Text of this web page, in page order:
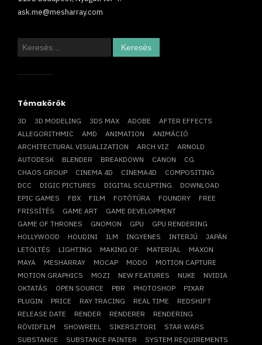
ask.me@mesharray.com
Keresés:
Témakörök
3D 3D MODELING 3DS MAX ADOBE
AFTER EFFECTS
ALLEGORITHMIC
AMD ANIMATION
ANIMÁCIÓ
ARCHITECTURAL VISUALIZATION
ARCH VIZ
ARNOLD
AUTODESK
BLENDER BREAKDOWN CANON
CG
CHAOS GROUP
CINEMA 4D CINEMA4D
COMPOSITING
DCC
DIGIC PICTURES DIGITAL SCULPTING
DOWNLOAD
EPIC GAMES
FBX FILM FOTÓTÚRA FOUNDRY
FREE
FRISSÍTÉS
GAME ART
GAME DEVELOPMENT
GAME OF THRONES
GNOMON GPU
GPU RENDERING
HOLLYWOOD
HOUDINI ILM INGYENES INTERJÚ
JAPÁN
LETÖLTÉS
LIGHTING MAKING OF MATERIAL
MAXON
MAYA
MESHARRAY MOCAP MODO
MOTION CAPTURE
MOTION GRAPHICS
MOZI NEW FEATURES NUKE
NVIDIA
OKTATÁS
OPEN SOURCE PBR PHOTOSHOP
PIXAR
PLUGIN
PRICE RAY TRACING REAL TIME
REDSHIFT
RELEASE DATE
RENDER RENDERER
RENDERING
RÖVIDFILM
SHOWREEL SIKERSZTORI
STAR WARS
SUBSTANCE
SUBSTANCE PAINTER
SYSTEM REQUIREMENTS